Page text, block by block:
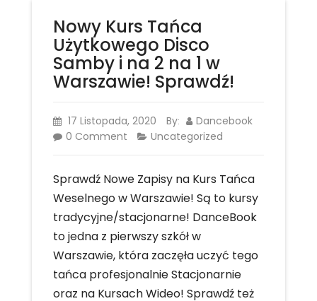
Nowy Kurs Tańca
Użytkowego Disco
Samby i na 2 na 1 w
Warszawie! Sprawdź!
17 Listopada, 2020 By:
Dancebook
0 Comment
Uncategorized
Sprawdź Nowe Zapisy na Kurs Tańca
Weselnego w Warszawie! Są to kursy
tradycyjne/stacjonarne! DanceBook
to jedna z pierwszy szkół w
Warszawie, która zaczęła uczyć tego
tańca profesjonalnie Stacjonarnie
oraz na Kursach Wideo! Sprawdź też